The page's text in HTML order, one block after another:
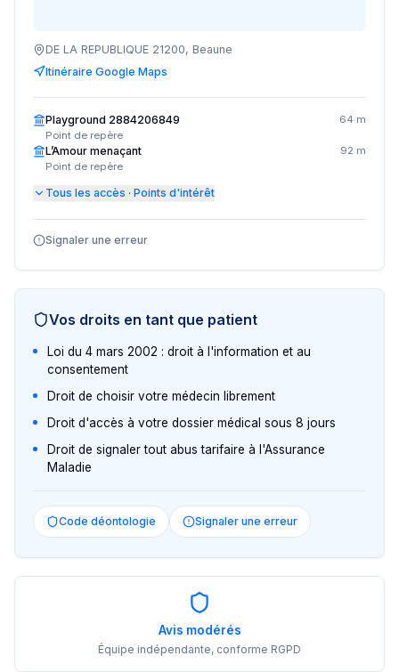
DE LA REPUBLIQUE 21200, Beaune
Itinéraire Google Maps
Playground 2884206849
Point de repère
64 m
L’Amour menaçant
Point de repère
92 m
Tous les accès · Points d'intérêt
Signaler une erreur
Vos droits en tant que patient
Loi du 4 mars 2002 : droit à l'information et au
consentement
Droit de choisir votre médecin librement
Droit d'accès à votre dossier médical sous 8 jours
Droit de signaler tout abus tarifaire à l'Assurance
Maladie
Code déontologie Signaler une erreur
Avis modérés
Équipe indépendante, conforme RGPD